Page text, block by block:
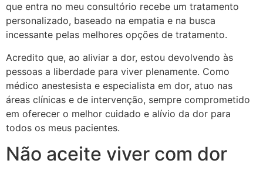
que entra no meu consultório recebe um tratamento
personalizado, baseado na empatia e na busca
incessante pelas melhores opções de tratamento.
Acredito que, ao aliviar a dor, estou devolvendo às
pessoas a liberdade para viver plenamente. Como
médico anestesista e especialista em dor, atuo nas
áreas clínicas e de intervenção, sempre comprometido
em oferecer o melhor cuidado e alívio da dor para
todos os meus pacientes.
Não aceite viver com dor